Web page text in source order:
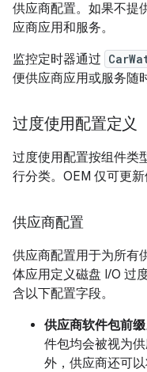
供应商配置。如果不提
应商应用和服务。
监控定时器通过
便供应商应用或服务随
过度使用配置定义
过度使用配置按组件类
行分类。OEM 仅可更新
供应商配置
供应商配置用于为所有
体应用定义磁盘 I/O 过
含以下配置字段。
供应商软件包前缀
件包均会被视为
外，供应商还可